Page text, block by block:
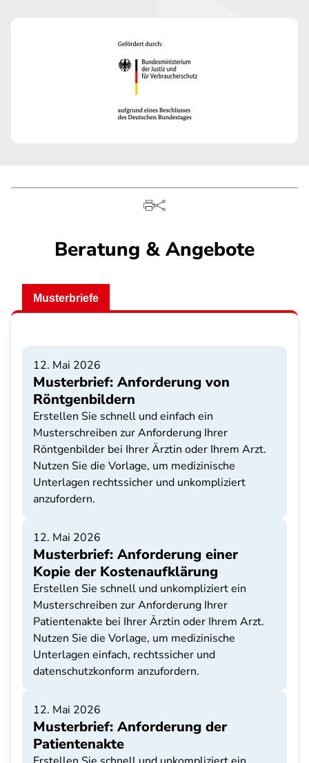
Beratung & Angebote
Musterbriefe
12. Mai 2026
Musterbrief: Anforderung von
Röntgenbildern
Erstellen Sie schnell und einfach ein
Musterschreiben zur Anforderung Ihrer
Röntgenbilder bei Ihrer Ärztin oder Ihrem Arzt.
Nutzen Sie die Vorlage, um medizinische
Unterlagen rechtssicher und unkompliziert
anzufordern.
12. Mai 2026
Musterbrief: Anforderung einer
Kopie der Kostenaufklärung
Erstellen Sie schnell und unkompliziert ein
Musterschreiben zur Anforderung Ihrer
Patientenakte bei Ihrer Ärztin oder Ihrem Arzt.
Nutzen Sie die Vorlage, um medizinische
Unterlagen einfach, rechtssicher und
datenschutzkonform anzufordern.
12. Mai 2026
Musterbrief: Anforderung der
Patientenakte